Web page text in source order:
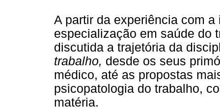
A partir da experiência com
especialização em saúde do
discutida a trajetória da
trabalho, desde os seus
médico, até as propostas
psicopatologia do trabalho,
matéria.